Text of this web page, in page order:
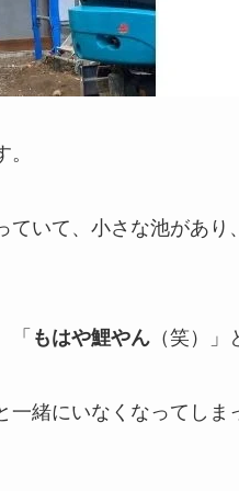
ていて、小さな池があ
「 もはや鯉やん （笑）
一緒にいなくなってし